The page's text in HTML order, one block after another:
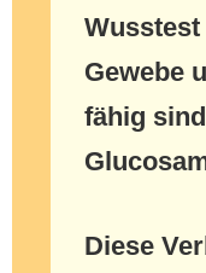
Gewebe
fähig
Diese